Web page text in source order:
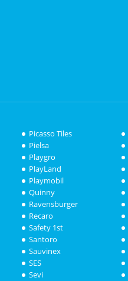
Picasso Tiles
Pielsa
Playgro
PlayLand
Playmobil
Quinny
Ravensburger
Recaro
Safety 1st
Santoro
Sauvinex
SES
Sevi